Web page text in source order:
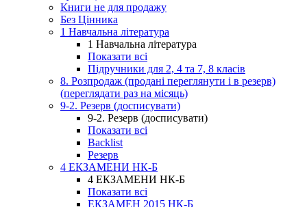
Книги не для продажу
Без Цінника
1 Навчальна література
1 Навчальна література
Показати всі
Підручники для 2, 4 та 7, 8 класів
8. Розпродаж (продані переглянути і в резерв)
(переглядати раз на місяць)
9-2. Резерв (досписувати)
9-2. Резерв (досписувати)
Показати всі
Backlist
Резерв
4 ЕКЗАМЕНИ НК-Б
4 ЕКЗАМЕНИ НК-Б
Показати всі
ЕКЗАМЕН 2015 НК-Б